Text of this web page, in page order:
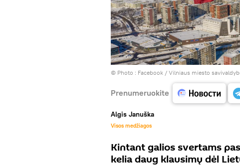
© Photo : Facebook / Vilniaus miesto
Prenumeruokite
Algis Januška
Visos medžiagos
Kintant galios svertams
kelia daug klausimų dėl